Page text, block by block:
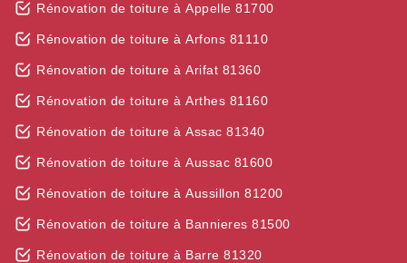
Rénovation de toiture à Appelle 81700
Rénovation de toiture à Arfons 81110
Rénovation de toiture à Arifat 81360
Rénovation de toiture à Arthes 81160
Rénovation de toiture à Assac 81340
Rénovation de toiture à Aussac 81600
Rénovation de toiture à Aussillon 81200
Rénovation de toiture à Bannieres 81500
Rénovation de toiture à Barre 81320